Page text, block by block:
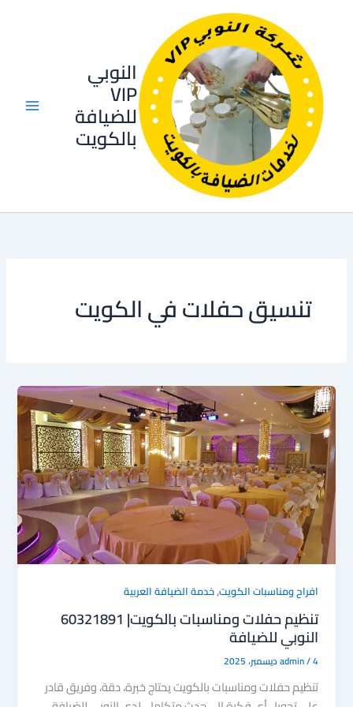
النوبي
VIP
للضيافة
بالكويت
تنسيق حفلات في الكويت
افراح ومناسبات الكويت,خدمة الضيافة العربية
تنظيم حفلات ومناسبات بالكويت| 60321891
النوبي للضيافة
admin/4 ديسمبر، 2025
تنظيم حفلات ومناسبات بالكويت يحتاج خبرة، دقة، وفريق قادر